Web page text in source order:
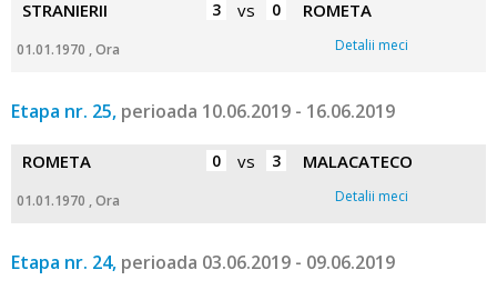
STRANIERII 3 vs 0 ROMETA
01.01.1970 , Ora Detalii meci
Etapa nr. 25, perioada 10.06.2019 - 16.06.2019
ROMETA 0 vs 3 MALACATECO
01.01.1970 , Ora Detalii meci
Etapa nr. 24, perioada 03.06.2019 - 09.06.2019